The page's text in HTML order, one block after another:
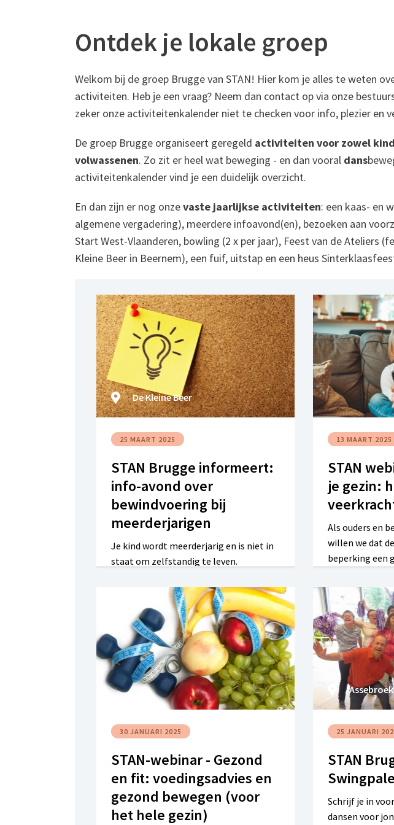
Ontdek je lokale groep
Welkom bij de groep Brugge van STAN! Hier kom je alles te weten
activiteiten. Heb je een vraag? Neem dan contact op via onze
zeker onze activiteitenkalender niet te checken voor info, plezier en
De groep Brugge organiseert geregeld activiteiten voor zowel
volwassenen. Zo zit er heel wat beweging - en dan vooral dans
activiteitenkalender vind je een duidelijk overzicht.
En dan zijn er nog onzevaste jaarlijkse activiteiten: een kaas- en
algemene vergadering), meerdere infoavond(en), bezoeken aan
Start West-Vlaanderen, bowling (2 x per jaar), Feest van de Ateliers
Kleine Beer in Beernem), een fuif, uitstap en een heus
De Kleine Beer
25 MAART 2025
STAN Brugge informeert:
info-avond over
bewindvoering bij
meerderjarigen
Je kind wordt meerderjarig en is niet in
staat om zelfstandig te leven.
bevattelijke manier uit welke stappen je
moet ondernemen bij bewindvoering.
13 MAART 2025
STAN
je gezin:
Als ouders en
willen we dat
beperking een
verschillende
webinar licht
Magenta de
die we daaraan
30 JANUARI 2025
STAN-webinar - Gezond
en fit: voedingsadvies en
gezond bewegen (voor
het hele gezin)
Assebroek
25 JANUARI
STAN
Schrijf je in
dansen voor